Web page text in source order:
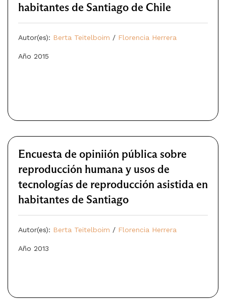
habitantes de Santiago de Chile
Autor(es): Berta Teitelboim / Florencia Herrera
Año 2015
Encuesta de opiniión pública sobre
reproducción humana y usos de
tecnologías de reproducción asistida en
habitantes de Santiago
Autor(es): Berta Teitelboim / Florencia Herrera
Año 2013